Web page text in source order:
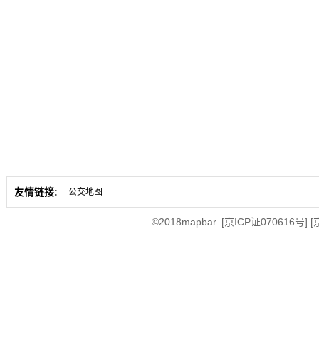
友情链接: 公交地图
©2018mapbar. [京ICP证070616号] [